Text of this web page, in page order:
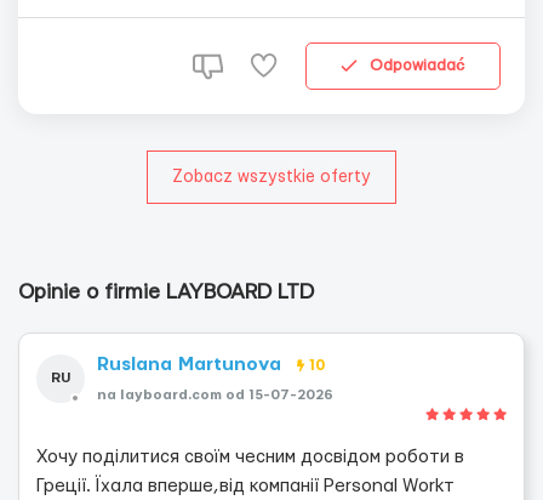
дозволяючи людям знайти роботу за межами своєї
Odpowiadać
Zobacz wszystkie oferty
Opinie o firmie LAYBOARD LTD
RU
Ruslana Martunova 10
na layboard.com od 15-07-2026
Хочу поділитися своїм чесним досвідом роботи в
Греції. Їхала вперше,від компанії Personal Workт